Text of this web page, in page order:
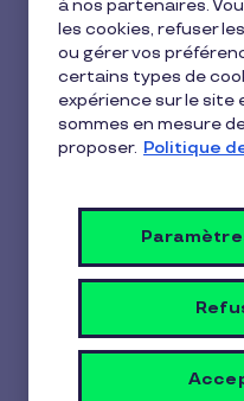
Sommaire
Vous souhaitez
à vos salariés
à nos partenaires.
les cookies, refuser
ou gérer vos
certains types de
expérience sur le site
sommes en mesure
proposer. Politique